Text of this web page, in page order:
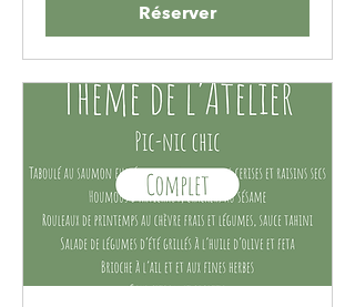
Réserver